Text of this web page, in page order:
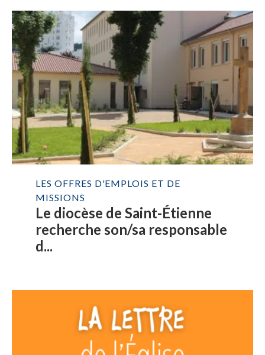
LES OFFRES D'EMPLOIS ET DE
MISSIONS
Le diocèse de Saint-Étienne
recherche son/sa responsable
d...